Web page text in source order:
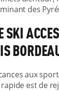
des
SKI
aux
est de